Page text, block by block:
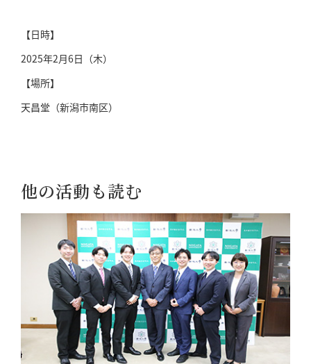
【日時】
2025年2月6日（木）
【場所】
天昌堂（新潟市南区）
他の活動も読む